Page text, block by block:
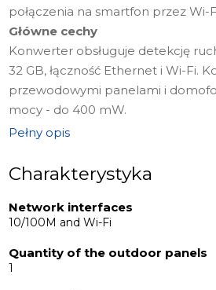
połączenia na smartfon przez Wi-
Główne cechy
Konwerter obsługuje detekcję
32 GB, łączność Ethernet i Wi-Fi.
przewodowymi panelami i
mocy - do 400 mW.
Slinex XR-30IP to proste i
Pełny opis
Charakterystyka
Network interfaces
10/100M and Wi-Fi
Quantity of the outdoor panels
1